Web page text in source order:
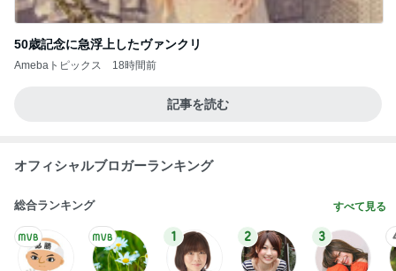
50歳記念に急浮上したヴァンクリ
Amebaトピックス 18時間前
記事を読む
オフィシャルブロガーランキング
総合ランキング すべて見る
1 2 3